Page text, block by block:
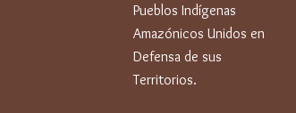
Pueblos Indígenas
Amazónicos Unidos en
Defensa de sus
Territorios.